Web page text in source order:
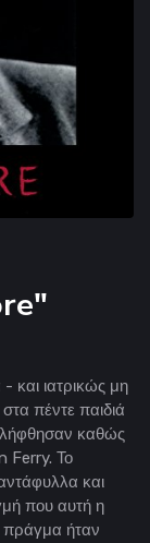
- και ιατρικώς μη
πέντε παιδιά
καθώς
Ferry. Το
και
που αυτή η
πράγμα ήταν